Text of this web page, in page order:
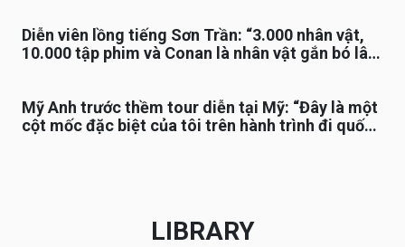
Diễn viên lồng tiếng Sơn Trần: “3.000 nhân vật,
10.000 tập phim và Conan là nhân vật gắn bó lâu
Mỹ Anh trước thềm tour diễn tại Mỹ: “Đây là một
cột mốc đặc biệt của tôi trên hành trình đi quốc
LIBRARY